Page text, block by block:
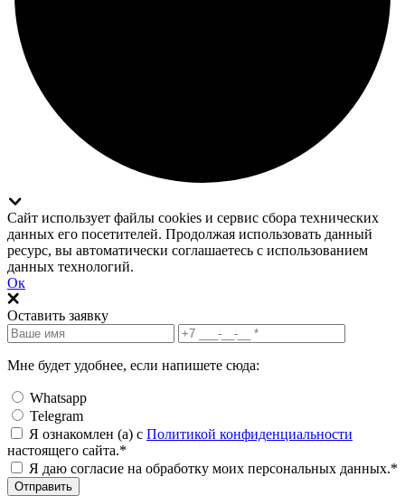
Сайт использует файлы cookies и сервис сбора технических
данных его посетителей. Продолжая использовать данный
ресурс, вы автоматически соглашаетесь с использованием
данных технологий.
Ок
Оставить заявку
Мне будет удобнее, если напишете сюда:
Whatsapp
Telegram
Я ознакомлен (а) с Политикой конфиденциальности
настоящего сайта.*
Я даю согласие на обработку моих персональных данных.*
Отправить